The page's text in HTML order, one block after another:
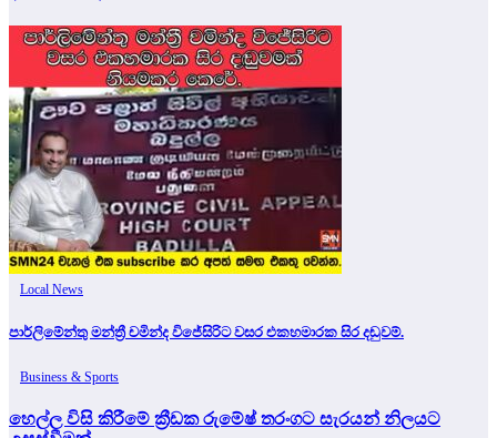
Local News
පාර්ලිමේන්තු මන්ත්‍රී චමින්ද විජේසිරිට වසර එකහමාරක සිර දඬුවම්.
Business & Sports
හෙල්ල විසි කිරීමේ ක්‍රීඩක රුමේෂ් තරංගට සැරයන් නිලයට